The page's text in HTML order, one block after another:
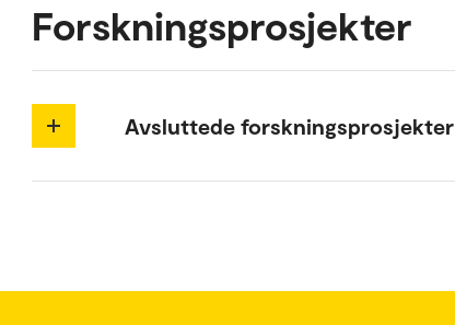
Forskningsprosjekter
Avsluttede forskningsprosjekter